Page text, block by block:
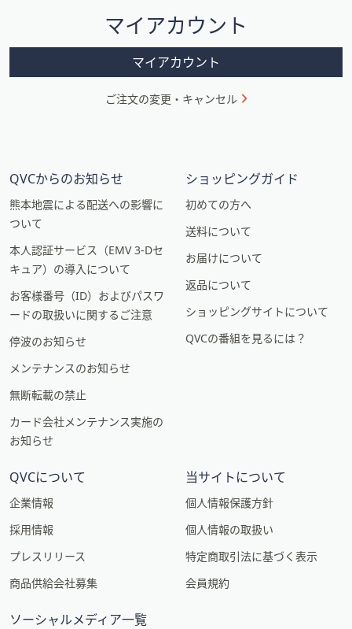
ン
マイアカウント
マイアカウント
ご注文の変更・キャンセル
QVCからのお知らせ
熊本地震による配送への影響に
ついて
本人認証サービス（EMV 3-Dセ
キュア）の導入について
お客様番号（ID）およびパスワ
ードの取扱いに関するご注意
停波のお知らせ
メンテナンスのお知らせ
無断転載の禁止
カード会社メンテナンス実施の
お知らせ
ショッピングガイド
初めての方へ
送料について
お届けについて
返品について
ショッピングサイトについて
QVCの番組を見るには？
QVCについて
企業情報
採用情報
プレスリリース
商品供給会社募集
当サイトについて
個人情報保護方針
個人情報の取扱い
特定商取引法に基づく表示
会員規約
ソーシャルメディア一覧